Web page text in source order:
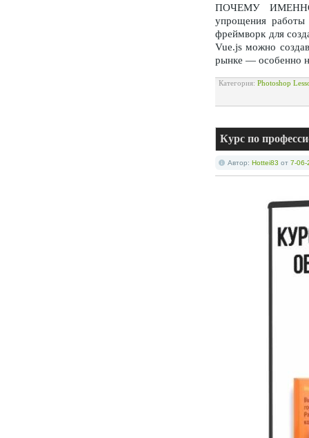
ПОЧЕМУ ИМЕННО
упрощения работы
фреймворк для
Vue.js можно
рынке — особенно
Категория: Photoshop
Курс по
Автор: Hottei83 от 7-06-